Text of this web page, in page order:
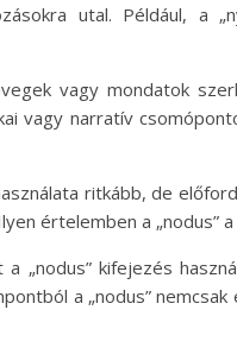
utal. Például, a
vagy mondatok
vagy narratív
ritkább, de
értelemben a „nodus”
„nodus” kifejezés
a „nodus”